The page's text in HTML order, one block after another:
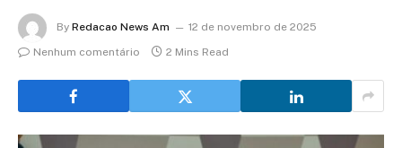
By Redacao News Am
12 de novembro de 2025
Nenhum comentário
2 Mins Read